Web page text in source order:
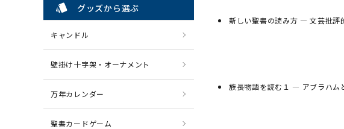
新しい聖書の読み方 ― 文芸批評
族長物語を読む１ ― アブラハム
style グッズから選ぶ
キャンドル
壁掛け十字架・オーナメント
万年カレンダー
聖書カードゲーム